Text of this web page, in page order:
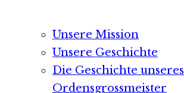
Unsere Mission
Unsere Geschichte
Die Geschichte unseres
Ordensgrossmeister